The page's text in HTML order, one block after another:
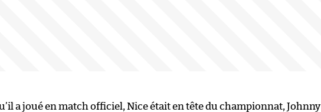
a joué en match officiel, Nice était en tête du championnat, Johnny